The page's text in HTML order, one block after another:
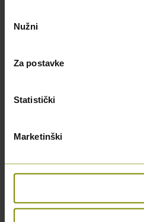
pristanka
Nužni
Za postavke
Statistički
Marketinški